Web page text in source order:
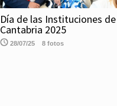
Día de las Instituciones de
Cantabria 2025
28/07/25 8 fotos